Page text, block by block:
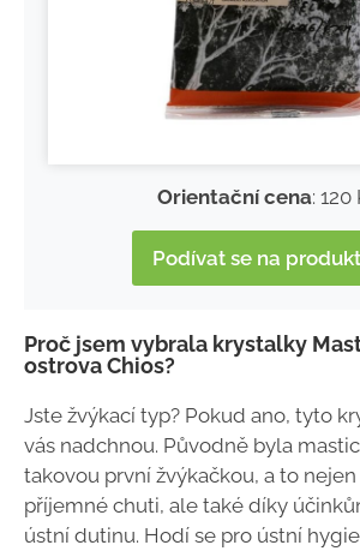
Orientační cena: 120
Podívat se na
Proč jsem vybrala krystalky
ostrova Chios?
Jste žvýkací typ? Pokud ano, tyto
vás nadchnou. Původně byla
takovou první žvýkačkou, a to
příjemné chuti, ale také díky
ústní dutinu. Hodí se pro ústní